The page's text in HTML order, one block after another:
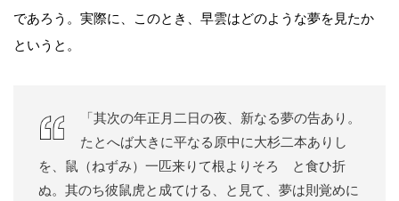
であろう。実際に、このとき、早雲はどのような夢を見たか
というと。
「其次の年正月二日の夜、新なる夢の告あり。
たとへば大きに平なる原中に大杉二本ありし
を、鼠（ねずみ）一匹来りて根よりそろゝと食ひ折
ぬ。其のち彼鼠虎と成てける、と見て、夢は則覚めに